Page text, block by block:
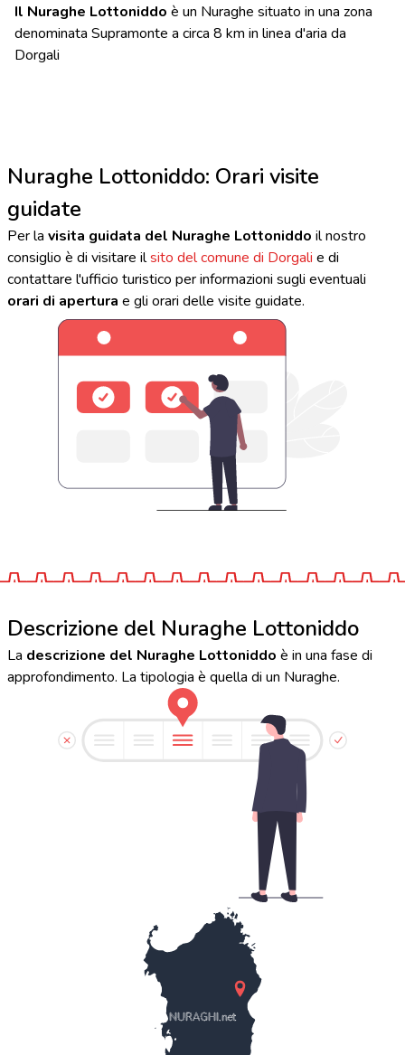
Il Nuraghe Lottoniddo è un Nuraghe situato in una zona
denominata Supramonte a circa 8 km in linea d'aria da
Dorgali
Nuraghe Lottoniddo: Orari visite
guidate
Per la visita guidata del Nuraghe Lottoniddo il nostro
consiglio è di visitare ilsito del comune di Dorgali e di
contattare l'ufficio turistico per informazioni sugli eventuali
orari di apertura e gli orari delle visite guidate.
Descrizione del Nuraghe Lottoniddo
La descrizione del Nuraghe Lottoniddo è in una fase di
approfondimento. La tipologia è quella di un Nuraghe.
NURAGHI.net